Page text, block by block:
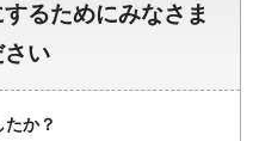
るためにみなさま
い
か？